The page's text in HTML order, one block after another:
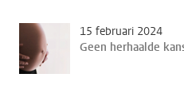
15 februari 2024
Geen herhaalde